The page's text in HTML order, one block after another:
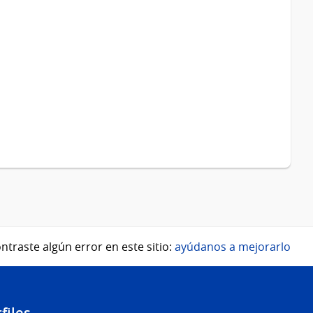
algún error en este sitio: ayúdanos a mejorarlo